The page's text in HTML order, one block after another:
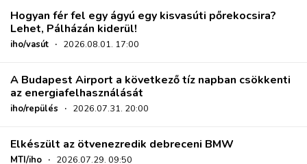
Hogyan fér fel egy ágyú egy kisvasúti pőrekocsira?
Lehet, Pálházán kiderül!
iho/vasút · 2026.08.01. 17:00
A Budapest Airport a következő tíz napban csökkenti
az energiafelhasználását
iho/repülés · 2026.07.31. 20:00
Elkészült az ötvenezredik debreceni BMW
MTI/iho · 2026.07.29. 09:50